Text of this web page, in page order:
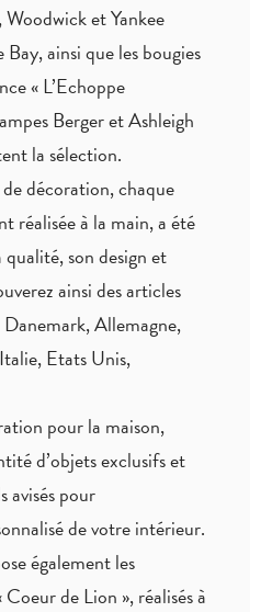
et Yankee
ainsi que les bougies
« L’Echoppe
Berger et Ashleigh
la sélection.
décoration, chaque
réalisée à la main, a été
son design et
ainsi des articles
Danemark, Allemagne,
Etats Unis,
pour la maison,
d’objets exclusifset
aviséspour
de votre intérieur.
également les
de Lion », réalisés à